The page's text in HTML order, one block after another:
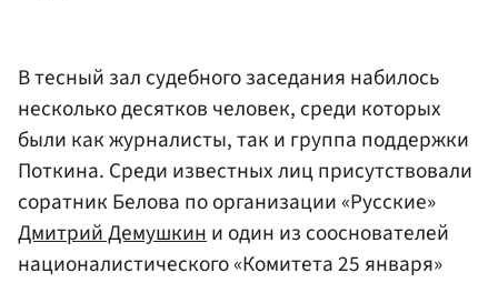
В тесный зал судебного заседания набилось
несколько десятков человек, среди которых
были как журналисты, так и группа поддержки
Поткина. Среди известных лиц присутствовали
соратник Белова по организации «Русские»
Дмитрий Демушкини один из сооснователей
националистического «Комитета 25 января»